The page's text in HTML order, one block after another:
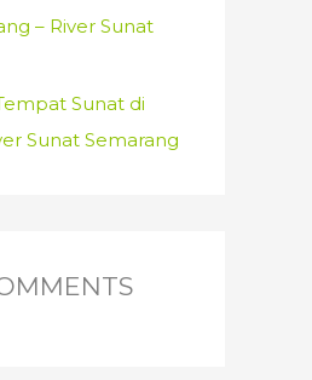
– River Sunat
Sunat di
Sunat Semarang